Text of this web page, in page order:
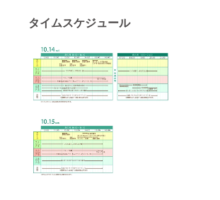
タイムスケジュール